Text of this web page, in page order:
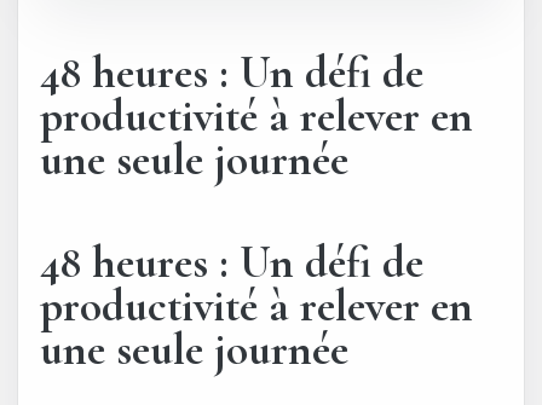
48 heures : Un défi de
productivité à relever en
une seule journée
48 heures : Un défi de
productivité à relever en
une seule journée